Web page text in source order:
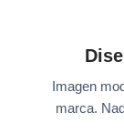
Imagen
marca.